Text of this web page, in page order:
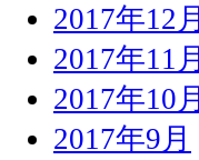
2017年12月
2017年11月
2017年10月
2017年9月